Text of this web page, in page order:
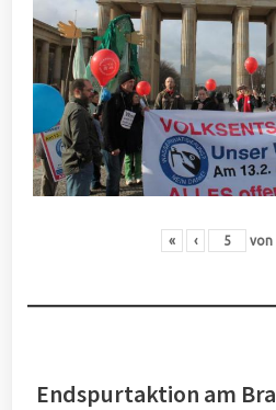
« ‹ von
Endspurtaktion am